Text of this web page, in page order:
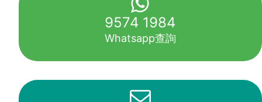
9574 1984
Whatsapp查詢